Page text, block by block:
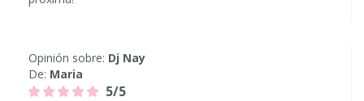
Opinión sobre: Dj Nay
De: Maria
5/5